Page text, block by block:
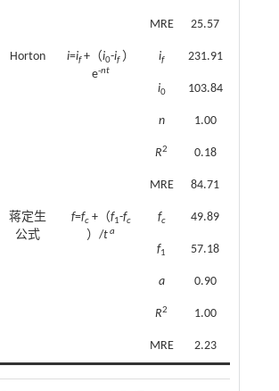
MRE 25.57
Horton i=if+（i0-if）
e-nt
if 231.91
i0 103.84
n 1.00
R2 0.18
MRE 84.71
蒋定生
公式
f=fc+（f1-fc
）/ta
fc 49.89
f1 57.18
a 0.90
R2 1.00
MRE 2.23